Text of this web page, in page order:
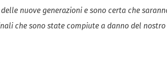
nuove generazioni e sono certa che
che sono state compiute a danno del